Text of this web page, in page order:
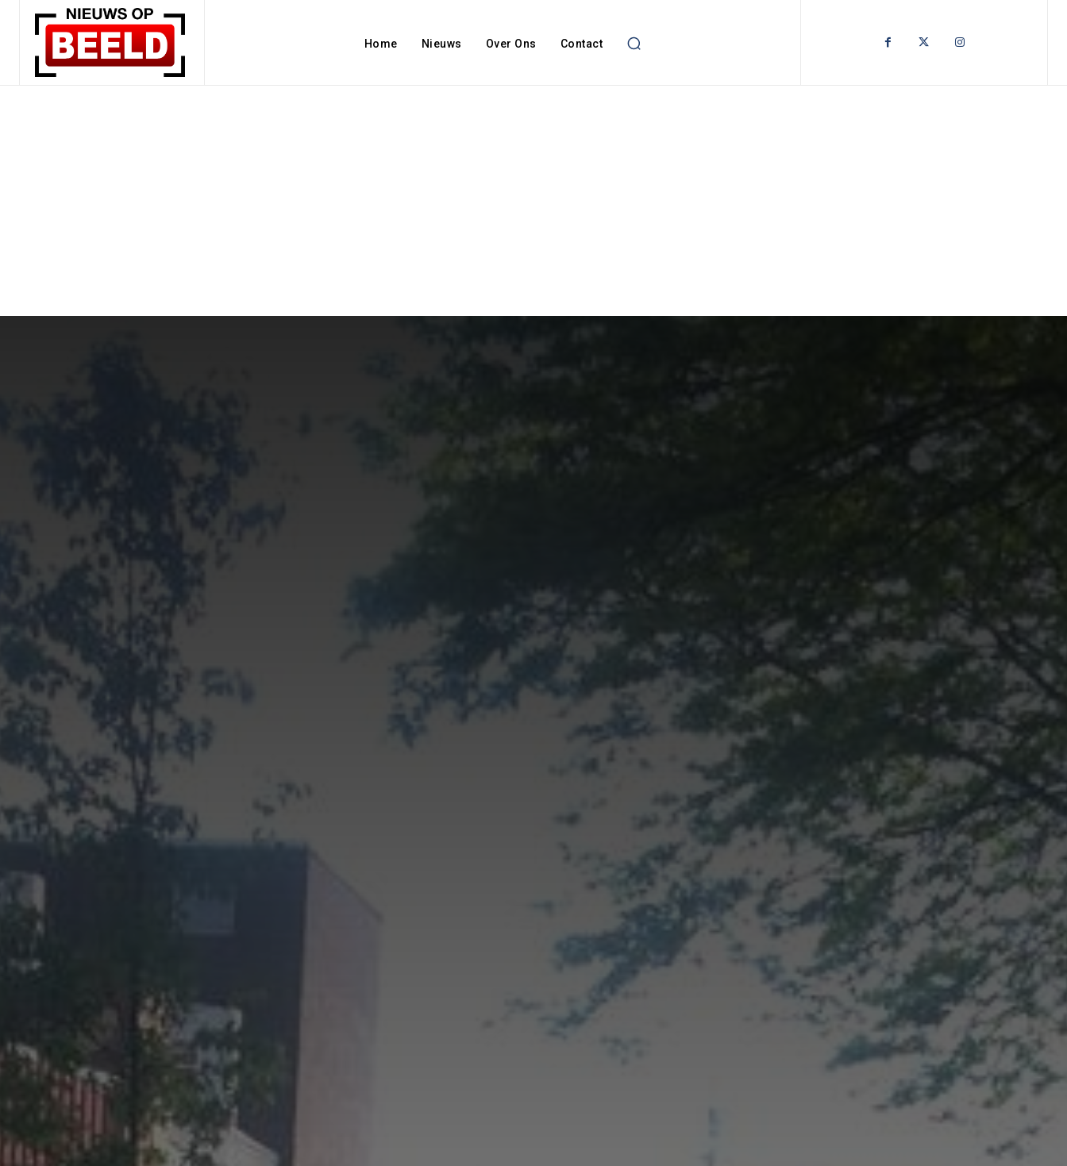
Home Nieuws Over Ons Contact